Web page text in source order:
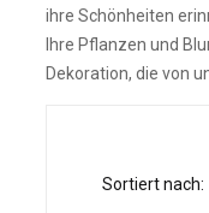
ihre Schönheiten
Ihre Pflanzen und
Dekoration, die von
Sortiert nach: